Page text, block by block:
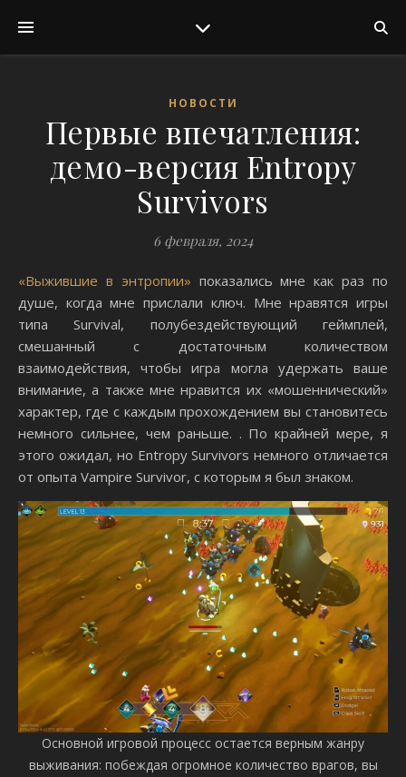
НОВОСТИ
Первые впечатления:
демо-версия Entropy
Survivors
6 февраля, 2024
«Выжившие в энтропии» показались мне как раз по
душе, когда мне прислали ключ. Мне нравятся игры
типа Survival, полубездействующий геймплей,
смешанный с достаточным количеством
взаимодействия, чтобы игра могла удержать ваше
внимание, а также мне нравится их «мошеннический»
характер, где с каждым прохождением вы становитесь
немного сильнее, чем раньше. . По крайней мере, я
этого ожидал, но Entropy Survivors немного отличается
от опыта Vampire Survivor, с которым я был знаком.
Основной игровой процесс остается верным жанру
выживания: побеждая огромное количество врагов, вы